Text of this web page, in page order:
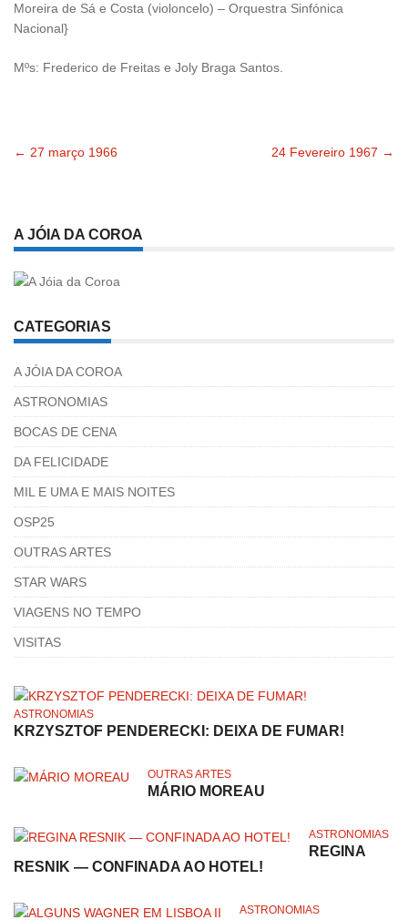
Moreira de Sá e Costa (violoncelo) – Orquestra Sinfónica
Nacional}
Mºs: Frederico de Freitas e Joly Braga Santos.
publicações
← 27 março 1966 24 Fevereiro 1967 →
A JÓIA DA COROA
CATEGORIAS
A JÓIA DA COROA
ASTRONOMIAS
BOCAS DE CENA
DA FELICIDADE
MIL E UMA E MAIS NOITES
OSP25
OUTRAS ARTES
STAR WARS
VIAGENS NO TEMPO
VISITAS
ASTRONOMIAS
KRZYSZTOF PENDERECKI: DEIXA DE FUMAR!
OUTRAS ARTES
MÁRIO MOREAU
ASTRONOMIAS
REGINA
RESNIK — CONFINADA AO HOTEL!
ASTRONOMIAS